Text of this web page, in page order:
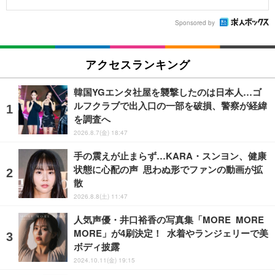
Sponsored by
アクセスランキング
韓国YGエンタ社屋を襲撃したのは日本人…ゴ
ルフクラブで出入口の一部を破損、警察が経緯
を調査へ
2026.8.7(金) 18:47
手の震えが止まらず…KARA・スンヨン、健康
状態に心配の声 思わぬ形でファンの動画が拡
散
2026.8.8(土) 11:47
人気声優・井口裕香の写真集「MORE MORE
MORE」が4刷決定！ 水着やランジェリーで美
ボディ披露
2024.10.11(金) 19:15